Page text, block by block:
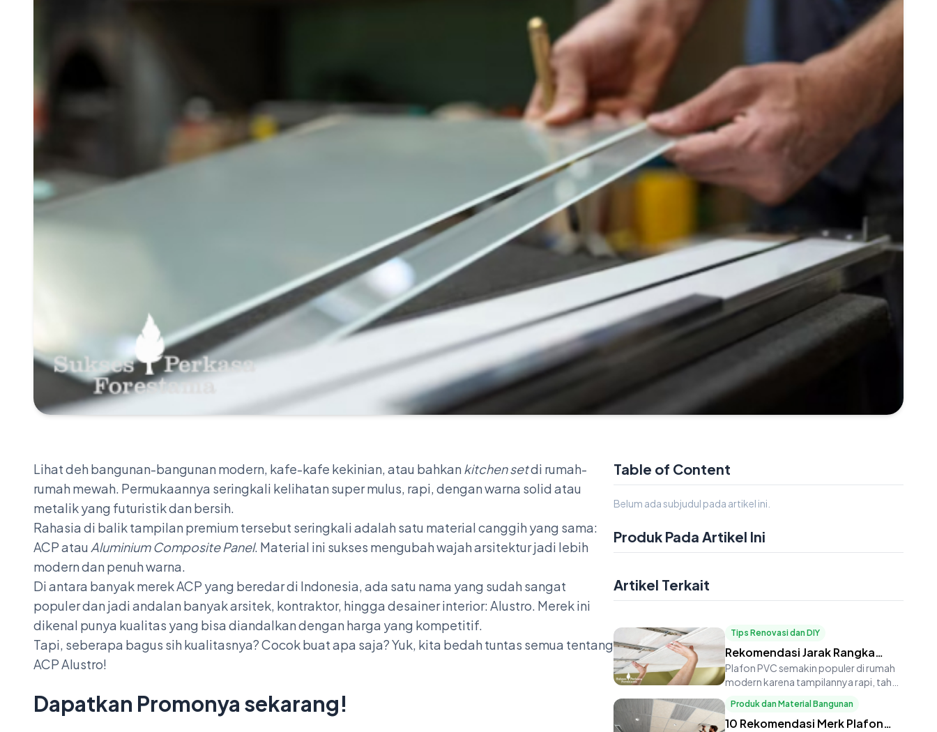
Lihat deh bangunan-bangunan modern, kafe-kafe kekinian, atau bahkan kitchen setdi rumah-
rumah mewah. Permukaannya seringkali kelihatan super mulus, rapi, dengan warna solid atau
metalik yang futuristik dan bersih.
Rahasia di balik tampilan premium tersebut seringkali adalah satu material canggih yang sama:
ACP atau Aluminium Composite Panel. Material ini sukses mengubah wajah arsitektur jadi lebih
modern dan penuh warna.
Di antara banyak merek ACP yang beredar di Indonesia, ada satu nama yang sudah sangat
populer dan jadi andalan banyak arsitek, kontraktor, hingga desainer interior: Alustro. Merek ini
dikenal punya kualitas yang bisa diandalkan dengan harga yang kompetitif.
Tapi, seberapa bagus sih kualitasnya? Cocok buat apa saja? Yuk, kita bedah tuntas semua tentang
ACP Alustro!
Dapatkan Promonya sekarang!
Table of Content
Belum ada subjudul pada artikel ini.
Produk Pada Artikel Ini
Artikel Terkait
Tips Renovasi dan DIY
Rekomendasi Jarak Rangka
Plafon PVC: Standar Tukang
Profesional
Plafon PVC semakin populer di rumah
modern karena tampilannya rapi, tahan
Produk dan Material Bangunan
10 Rekomendasi Merk Plafon